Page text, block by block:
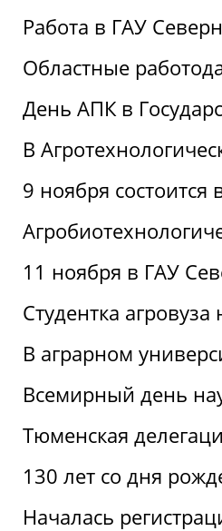
Работа в ГАУ
Областные
День АПК в
В
9 ноября состоится
11 ноября в ГАУ
Студентка
В аграрном
Всемирный день
Тюменская
130 лет со дня
Началась